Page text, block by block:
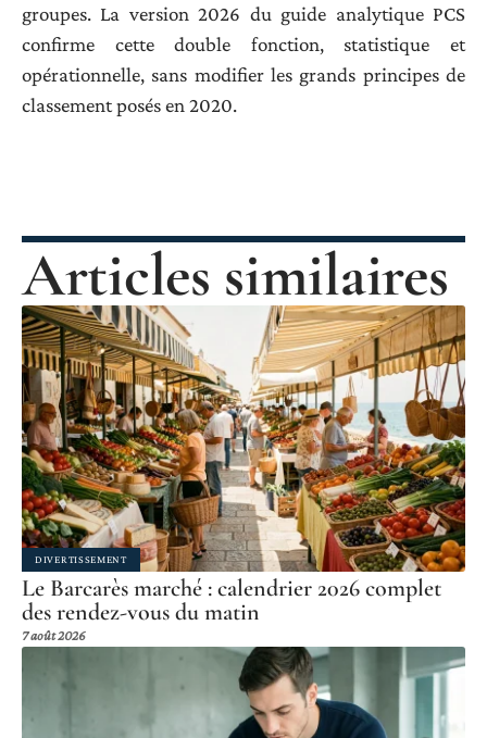
groupes. La version 2026 du guide analytique PCS
confirme cette double fonction, statistique et
opérationnelle, sans modifier les grands principes de
classement posés en 2020.
Articles similaires
DIVERTISSEMENT
Le Barcarès marché : calendrier 2026 complet
des rendez-vous du matin
7 août 2026